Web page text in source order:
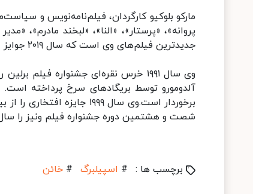
پروانه»، «پرستار»، «النا»، «لبخند
جدیدترین فیلم‌های وی است که سال ۲۰۱۹ جوایز متعددی کسب کرد.
آلدومورو توسط بریگادهای سرخ پرداخته
برخوردار است.وی سال
شصت و هشتمین دوره جشنواره فیلم ونیز را سال ۲۰۱۱ برای یک عمر فعالیت هنری از آن خود
برچسب ها : # اسپیلبرگ # خائن